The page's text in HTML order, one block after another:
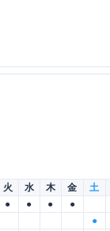
火 水 木 金 土
● ● ●
●
●